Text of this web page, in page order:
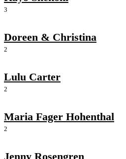
3
Doreen & Christina
2
Lulu Carter
2
Maria Fager Hohenthal
2
Jenny Rosengren